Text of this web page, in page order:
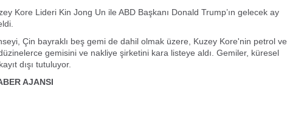
Kore Lideri Kin Jong Un ile ABD Başkanı Donald Trump’ın gelecek ay
Çin bayraklı beş gemi de dahil olmak üzere, Kuzey Kore'nin petrol ve
gemisini ve nakliye şirketini kara listeye aldı. Gemiler, küresel
dışı tutuluyor.
AJANSI